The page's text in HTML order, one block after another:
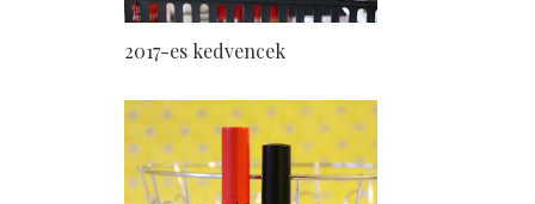
2017-es kedvencek